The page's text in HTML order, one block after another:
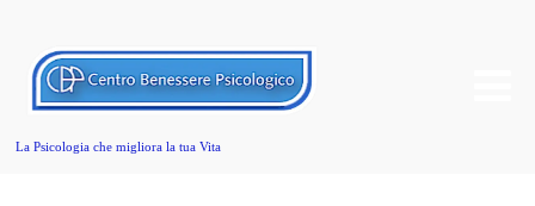
La Psicologia che migliora la tua Vita